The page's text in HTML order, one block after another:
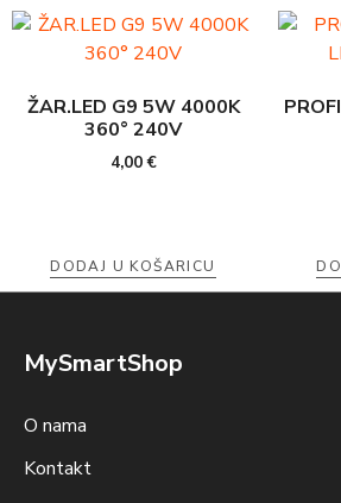
ŽAR.LED G9 5W 4000K
360° 240V
4,00€
DODAJ U KOŠARICU
MySmartShop
O nama
Kontakt